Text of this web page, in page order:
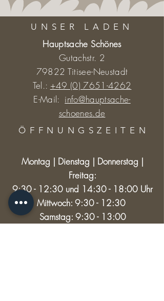
UNSER LADEN
Hauptsache Schönes
Gutachstr. 2
79822 Titisee-Neustadt
Tel.: +49 (0) 7651-4262
E-Mail: info@hauptsache-
schoenes.de
ÖFFNUNGSZEITE N
Montag | Dienstag | Donnerstag |
Freitag:
9:30 - 12:30 und 14:30 - 18:00 Uhr
Mittwoch: 9:30 - 12:30
Samstag: 9:30 - 13:00